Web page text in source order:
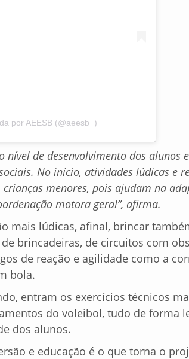
por AEESB (@aeesb_)
nível de desenvolvimento dos alunos
No início, atividades lúdicas e
menores, pois ajudam na
motora geral”, afirma.
mais lúdicas, afinal, brincar
brincadeiras, de circuitos com
de reação e agilidade como a
bola.
entram os exercícios técnicos
do voleibol, tudo de forma
dos alunos.
e educação é o que torna o